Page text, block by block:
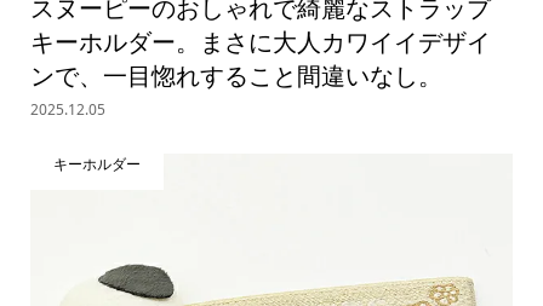
スヌーピーのおしゃれで綺麗なストラップ
キーホルダー。まさに大人カワイイデザイ
ンで、一目惚れすること間違いなし。
2025.12.05
キーホルダー